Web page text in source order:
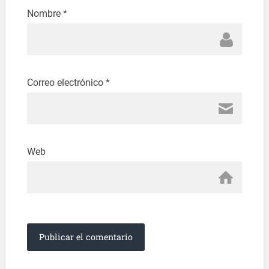
Nombre *
Correo electrónico *
Web